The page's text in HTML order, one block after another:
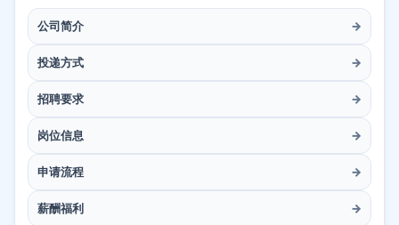
公司简介 →
投递方式 →
招聘要求 →
岗位信息 →
申请流程 →
薪酬福利 →